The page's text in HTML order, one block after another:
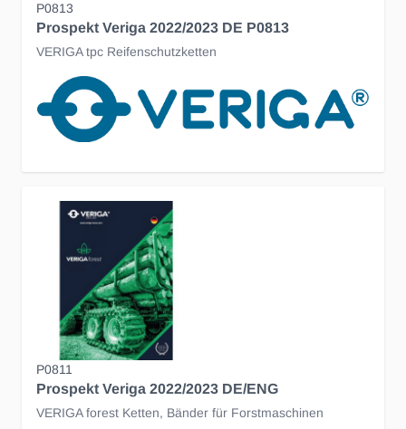
P0813
Prospekt Veriga 2022/2023 DE P0813
VERIGA tpc Reifenschutzketten
P0811
Prospekt Veriga 2022/2023 DE/ENG
VERIGA forest Ketten, Bänder für Forstmaschinen